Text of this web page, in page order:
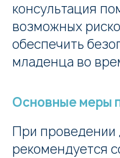
консультация
возможных
обеспечить
младенца во
Основные меры
При проведении
рекомендуется